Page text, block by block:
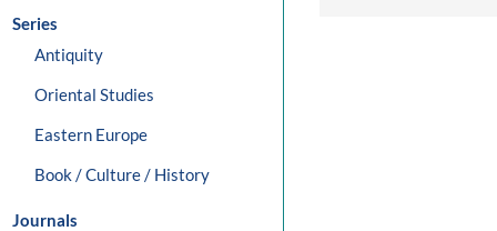
Series
Antiquity
Oriental Studies
Eastern Europe
Book / Culture / History
Journals